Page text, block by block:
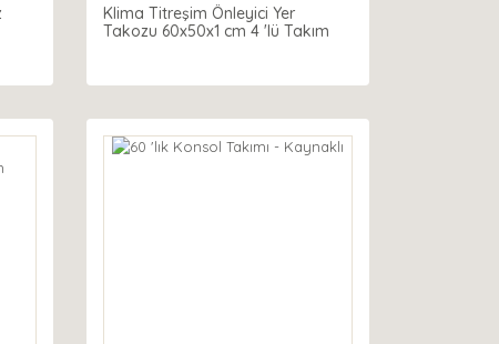
Klima Titreşim Önleyici Yer
Takozu 60x50x1 cm 4 'lü Takım